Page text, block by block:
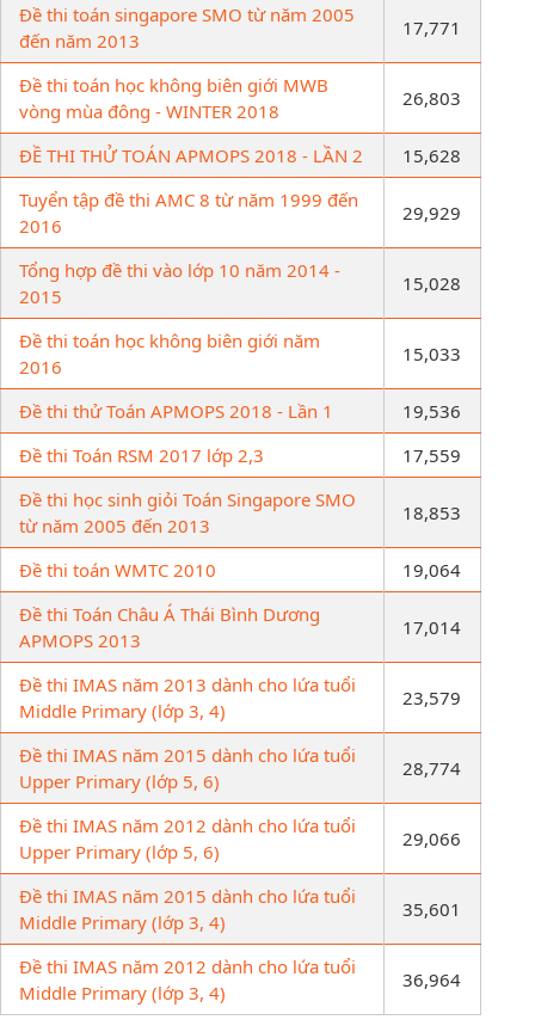
Đề thi toán singapore SMO từ năm 2005
đến năm 2013
17,771
Đề thi toán học không biên giới MWB
vòng mùa đông - WINTER 2018
26,803
ĐỀ THI THỬ TOÁN APMOPS 2018 - LẦN 2
15,628
Tuyển tập đề thi AMC 8 từ năm 1999 đến
2016
29,929
Tổng hợp đề thi vào lớp 10 năm 2014 -
2015
15,028
Đề thi toán học không biên giới năm
2016
15,033
Đề thi thử Toán APMOPS 2018 - Lần 1
19,536
Đề thi Toán RSM 2017 lớp 2,3
17,559
Đề thi học sinh giỏi Toán Singapore SMO
từ năm 2005 đến 2013
18,853
Đề thi toán WMTC 2010
19,064
Đề thi Toán Châu Á Thái Bình Dương
APMOPS 2013
17,014
Đề thi IMAS năm 2013 dành cho lứa tuổi
Middle Primary (lớp 3, 4)
23,579
Đề thi IMAS năm 2015 dành cho lứa tuổi
Upper Primary (lớp 5, 6)
28,774
Đề thi IMAS năm 2012 dành cho lứa tuổi
Upper Primary (lớp 5, 6)
29,066
Đề thi IMAS năm 2015 dành cho lứa tuổi
Middle Primary (lớp 3, 4)
35,601
Đề thi IMAS năm 2012 dành cho lứa tuổi
Middle Primary (lớp 3, 4)
36,964